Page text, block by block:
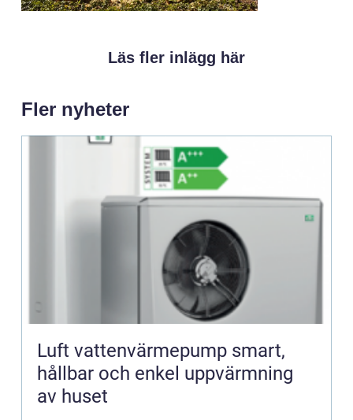
Läs fler inlägg här
Fler nyheter
Luft vattenvärmepump smart,
hållbar och enkel uppvärmning
av huset